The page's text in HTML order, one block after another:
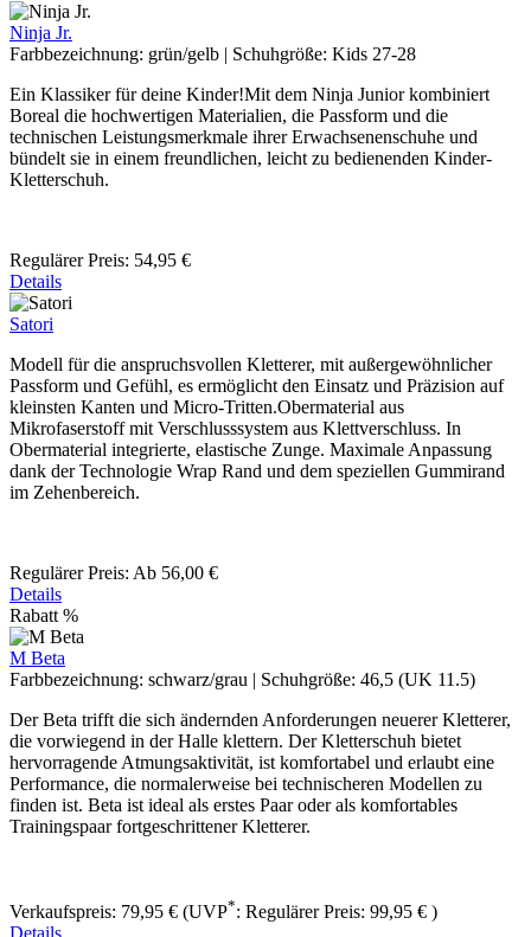
Ninja Jr.
Farbbezeichnung: grün/gelb | Schuhgröße: Kids 27-28
Ein Klassiker für deine Kinder!Mit dem Ninja Junior kombiniert
Boreal die hochwertigen Materialien, die Passform und die
technischen Leistungsmerkmale ihrer Erwachsenenschuhe und
bündelt sie in einem freundlichen, leicht zu bedienenden Kinder-
Kletterschuh.
Regulärer Preis: 54,95 €
Details
Satori
Modell für die anspruchsvollen Kletterer, mit außergewöhnlicher
Passform und Gefühl, es ermöglicht den Einsatz und Präzision auf
kleinsten Kanten und Micro-Tritten.Obermaterial aus
Mikrofaserstoff mit Verschlusssystem aus Klettverschluss. In
Obermaterial integrierte, elastische Zunge. Maximale Anpassung
dank der Technologie Wrap Rand und dem speziellen Gummirand
im Zehenbereich.
Regulärer Preis: Ab 56,00 €
Details
Rabatt %
M Beta
Farbbezeichnung: schwarz/grau | Schuhgröße: 46,5 (UK 11.5)
Der Beta ​trifft die sich ändernden Anforderungen neuerer Kletterer,
die vorwiegend in der Halle klettern. Der Kletterschuh bietet
hervorragende Atmungsaktivität, ist komfortabel und erlaubt eine
Performance, die normalerweise bei technischeren Modellen zu
finden ist. Beta ist ideal als erstes Paar oder als komfortables
Trainingspaar fortgeschrittener Kletterer.
Verkaufspreis: 79,95 € (UVP*: Regulärer Preis: 99,95 € )
Details